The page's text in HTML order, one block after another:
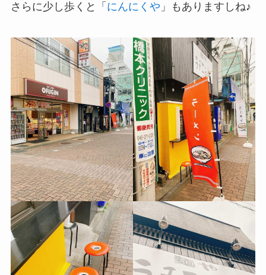
さらに少し歩くと「 にんにくや 」もありますしね♪